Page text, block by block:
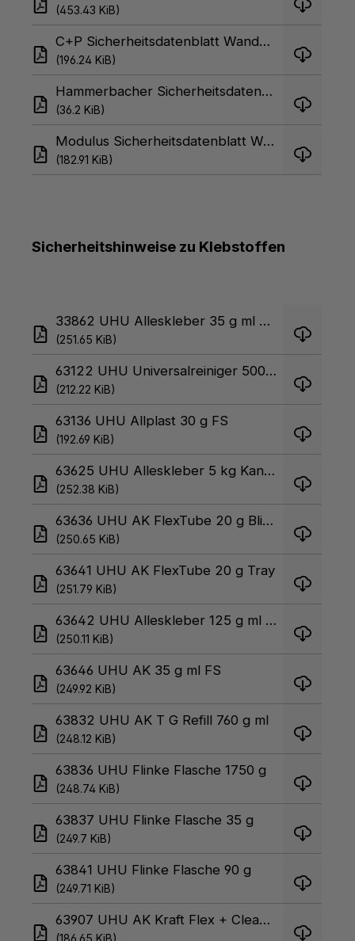
(453.43 KiB)
C+P Sicherheitsdatenblatt Wandbefestigung
(196.24 KiB)
Hammerbacher Sicherheitsdatenblatt Wandbefestigung
(36.2 KiB)
Modulus Sicherheitsdatenblatt Wandbefestigung Pflegehinweis
(182.91 KiB)
Sicherheitshinweise zu Klebstoffen
33862 UHU Alleskleber 35 g ml Blister
(251.65 KiB)
63122 UHU Universalreiniger 500 ml
(212.22 KiB)
63136 UHU Allplast 30 g FS
(192.69 KiB)
63625 UHU Alleskleber 5 kg Kanne
(252.38 KiB)
63636 UHU AK FlexTube 20 g Blister
(250.65 KiB)
63641 UHU AK FlexTube 20 g Tray
(251.79 KiB)
63642 UHU Alleskleber 125 g ml FS
(250.11 KiB)
63646 UHU AK 35 g ml FS
(249.92 KiB)
63832 UHU AK T G Refill 760 g ml
(248.12 KiB)
63836 UHU Flinke Flasche 1750 g
(248.74 KiB)
63837 UHU Flinke Flasche 35 g
(249.7 KiB)
63841 UHU Flinke Flasche 90 g
(249.71 KiB)
63907 UHU AK Kraft Flex + Clean 18 g Tray
(186.65 KiB)